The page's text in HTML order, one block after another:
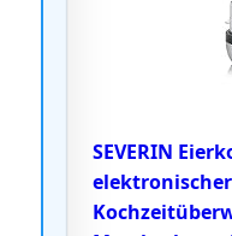
SEVERIN
elektronischer